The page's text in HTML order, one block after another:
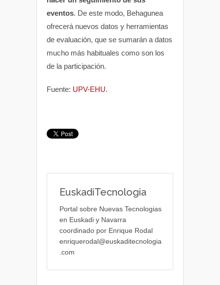
eventos. De este modo, Behagunea
ofrecerá nuevos datos y herramientas
de evaluación, que se sumarán a datos
mucho más habituales como son los
de la participación.
Fuente: UPV-EHU.
EuskadiTecnologia
Portal sobre Nuevas Tecnologias
en Euskadi y Navarra
coordinado por Enrique Rodal
enriquerodal@euskaditecnologia
.com